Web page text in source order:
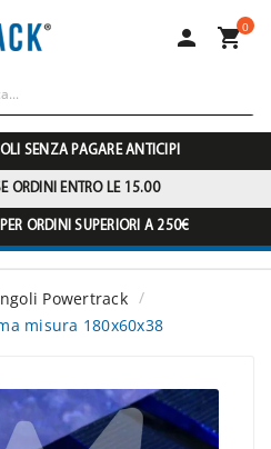
 0
SENZA PAGARE ANTICIPI
ORDINI ENTRO LE 15.00
ORDINI SUPERIORI A 250€
Powertrack
misura 180x60x38